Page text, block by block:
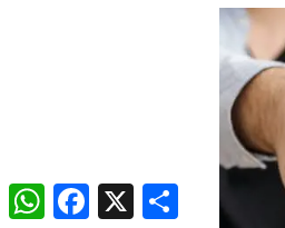
W
F
X